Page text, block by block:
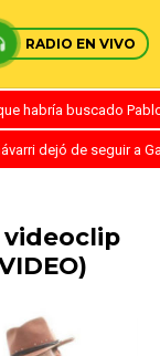
RADIO EN VIVO
habría buscado
dejó de seguir a
videoclip